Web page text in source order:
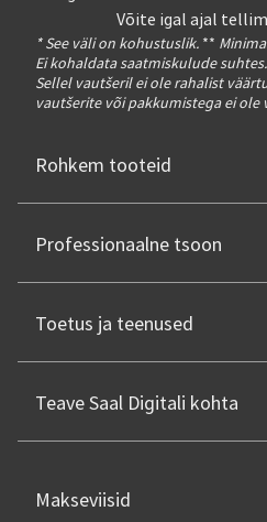
Võite igal ajal
* See väli on kohustuslik. **
Ei kohaldata saatmiskulude
Sellel vautšeril ei ole rahalist
vautšerite või pakkumistega ei ole
Rohkem tooteid
Professionaalne tsoon
Toetus ja teenused
Teave Saal Digitali kohta
Makseviisid